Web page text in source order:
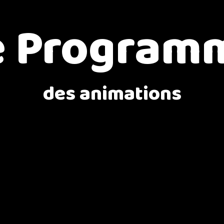
des animations